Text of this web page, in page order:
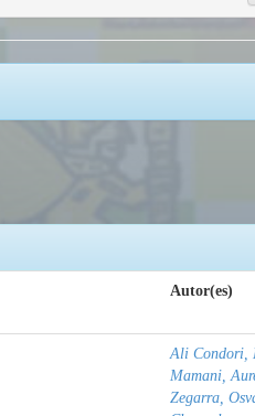
Autor(es)
Ali Condori,
Mamani,
Zegarra,